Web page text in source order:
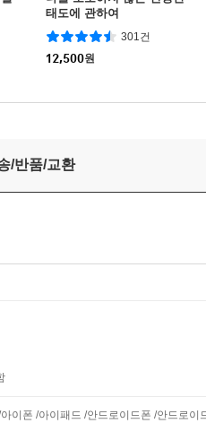
태도에 관하여
301건
12,500원
/반품/교환
이폰 /아이패드 /안드로이드폰 /안드로